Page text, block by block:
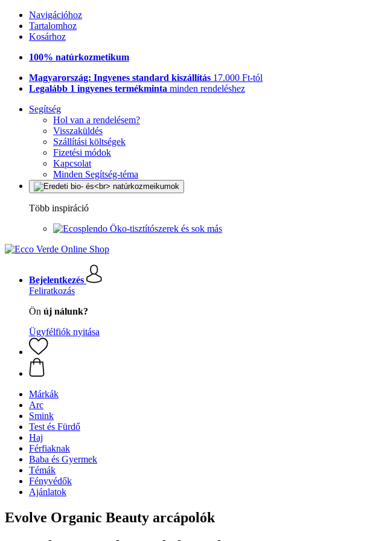
Navigációhoz
Tartalomhoz
Kosárhoz
100% natúrkozmetikum
Magyarország: Ingyenes standard kiszállítás 17.000 Ft-tól
Legalább 1 ingyenes termékminta minden rendeléshez
Segítség
Hol van a rendelésem?
Visszaküldés
Szállítási költségek
Fizetési módok
Kapcsolat
Minden Segítség-téma
Több inspiráció
Öko-tisztítószerek és sok más
Bejelentkezés
Feliratkozás
Ön új nálunk?
Ügyfélfiók nyitása
Márkák
Arc
Smink
Test és Fürdő
Haj
Férfiaknak
Baba és Gyermek
Témák
Fényvédők
Ajánlatok
Evolve Organic Beauty arcápolók